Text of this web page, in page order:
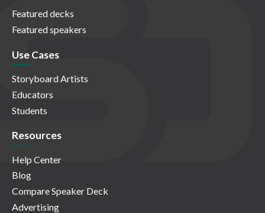
Featured decks
Featured speakers
Use Cases
Storyboard Artists
Educators
Students
Resources
Help Center
Blog
Compare Speaker Deck
Advertising